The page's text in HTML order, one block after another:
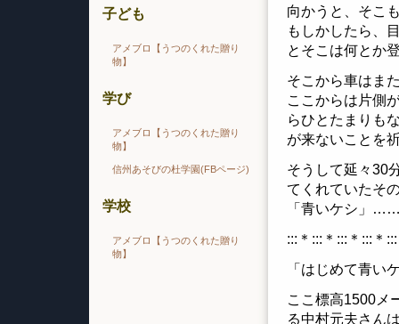
向かうと、そこ
もしかしたら、
とそこは何とか
そこから車はま
ここからは片側
らひとたまりも
が来ないことを
そうして延々30
てくれていたそ
「青いケシ」
:::＊:::＊:::＊:::＊
「はじめて青い
ここ標高1500メ
る中村元夫さん
子ども
アメブロ【うつのくれた贈り
物】
学び
アメブロ【うつのくれた贈り
物】
信州あそびの杜学園(FBページ)
学校
アメブロ【うつのくれた贈り
物】